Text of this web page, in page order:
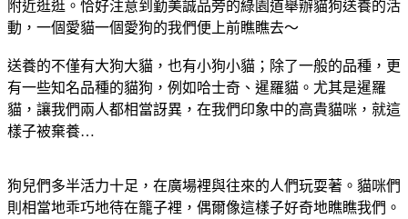
附近逛逛。恰好注意到勤美誠品旁的綠園道舉辦貓狗送養的活
動，一個愛貓一個愛狗的我們便上前瞧瞧去～
送養的不僅有大狗大貓，也有小狗小貓；除了一般的品種，更
有一些知名品種的貓狗，例如哈士奇、暹羅貓。尤其是暹羅
貓，讓我們兩人都相當訝異，在我們印象中的高貴貓咪，就這
樣子被棄養…
狗兒們多半活力十足，在廣場裡與往來的人們玩耍著。貓咪們
則相當地乖巧地待在籠子裡，偶爾像這樣子好奇地瞧瞧我們。